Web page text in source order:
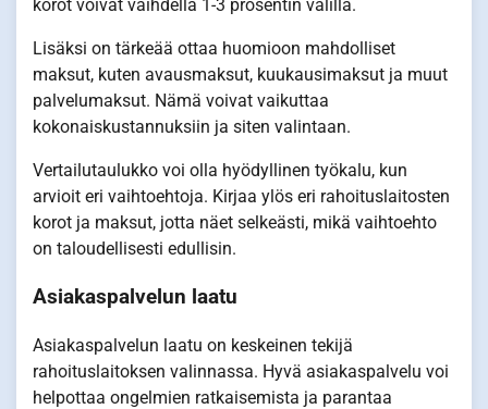
korot voivat vaihdella 1-3 prosentin välillä.
Lisäksi on tärkeää ottaa huomioon mahdolliset
maksut, kuten avausmaksut, kuukausimaksut ja muut
palvelumaksut. Nämä voivat vaikuttaa
kokonaiskustannuksiin ja siten valintaan.
Vertailutaulukko voi olla hyödyllinen työkalu, kun
arvioit eri vaihtoehtoja. Kirjaa ylös eri rahoituslaitosten
korot ja maksut, jotta näet selkeästi, mikä vaihtoehto
on taloudellisesti edullisin.
Asiakaspalvelun laatu
Asiakaspalvelun laatu on keskeinen tekijä
rahoituslaitoksen valinnassa. Hyvä asiakaspalvelu voi
helpottaa ongelmien ratkaisemista ja parantaa